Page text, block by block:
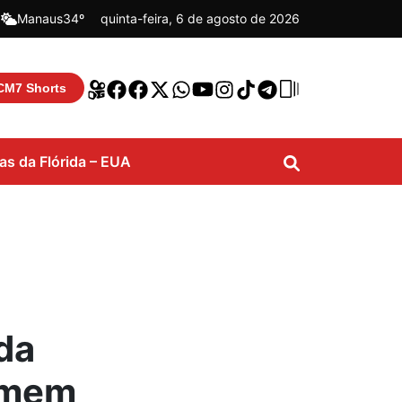
Manaus34º quinta-feira, 6 de agosto de 2026
Shorts
da Flórida – EUA